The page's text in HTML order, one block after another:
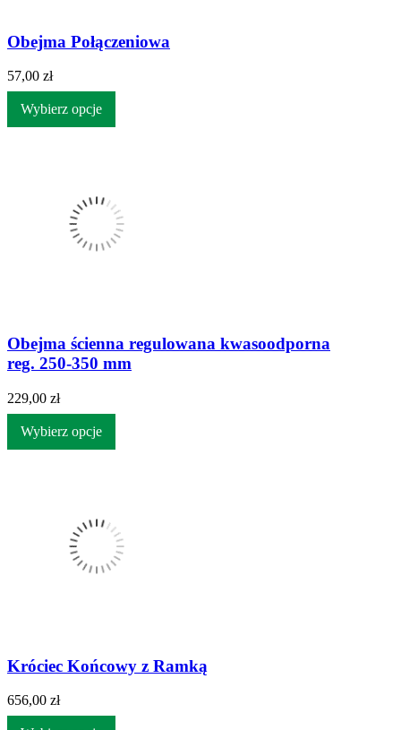
Obejma Połączeniowa
57,00 zł
Wybierz opcje
Obejma ścienna regulowana kwasoodporna
reg. 250-350 mm
229,00 zł
Wybierz opcje
Króciec Końcowy z Ramką
656,00 zł